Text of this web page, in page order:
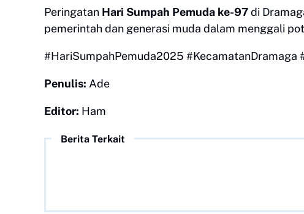
Peringatan Hari Sumpah Pemuda ke-97di
pemerintah dan generasi muda dalam menggali
#HariSumpahPemuda2025 #KecamatanDramaga
Penulis: Ade
Editor: Ham
Berita Terkait